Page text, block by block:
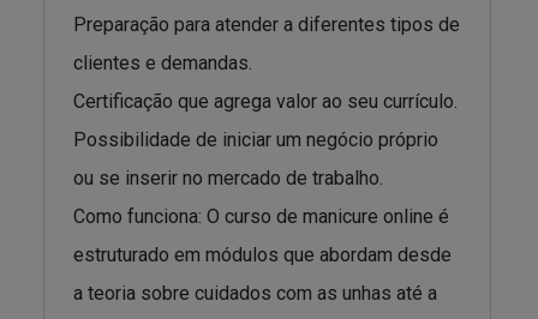
Preparação para atender a diferentes tipos de
clientes e demandas.
Certificação que agrega valor ao seu currículo.
Possibilidade de iniciar um negócio próprio
ou se inserir no mercado de trabalho.
Como funciona: O curso de manicure online é
estruturado em módulos que abordam desde
a teoria sobre cuidados com as unhas até a